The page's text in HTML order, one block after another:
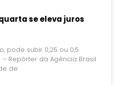
se eleva juros
pode subir 0,25 ou 0,5
Repórter da Agência Brasil
de